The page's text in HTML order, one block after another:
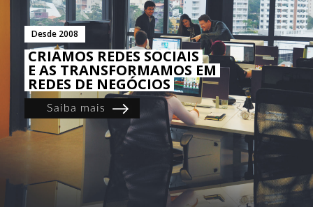
Desde 2008
CRIAMOS REDES SOCIAIS
E AS TRANSFORMAMOS EM
REDES DE NEGÓCIOS
Saiba mais